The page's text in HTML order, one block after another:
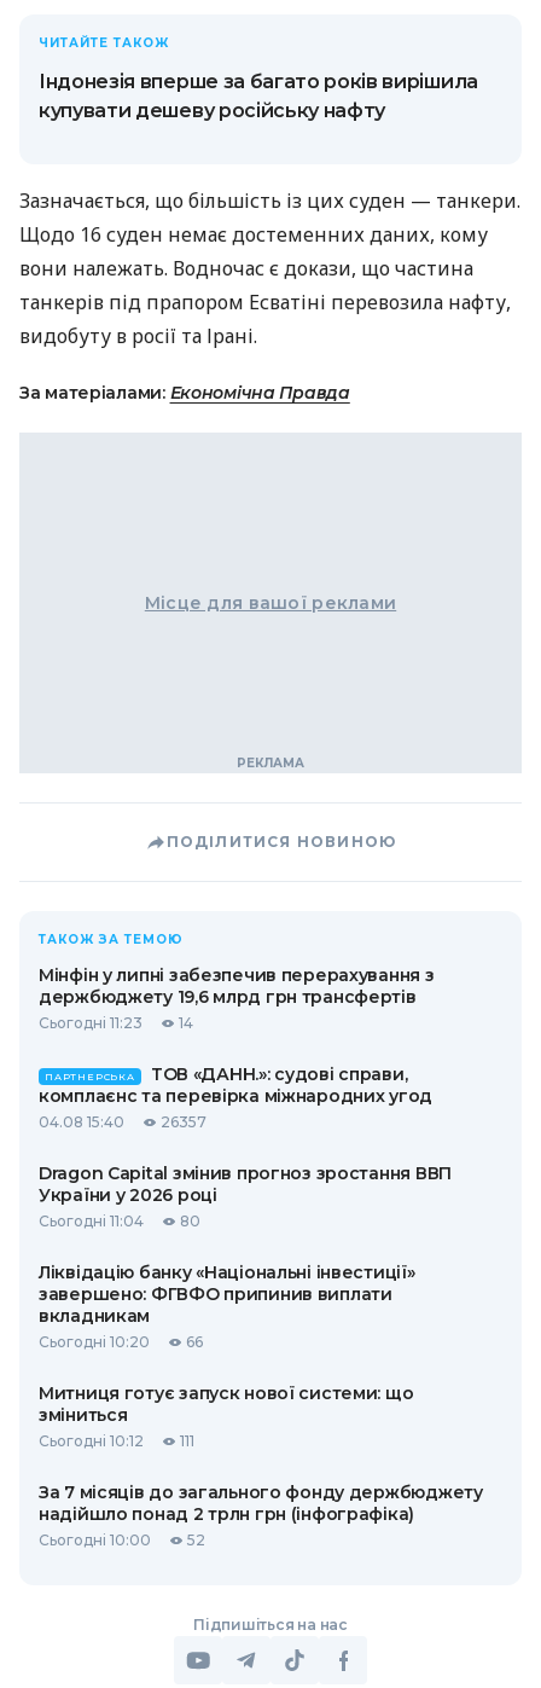
ЧИТАЙТЕ ТАКОЖ
Індонезія вперше за багато років вирішила
купувати дешеву російську нафту
Зазначається, що більшість із цих суден — танкери.
Щодо 16 суден немає достеменних даних, кому
вони належать. Водночас є докази, що частина
танкерів під прапором Есватіні перевозила нафту,
видобуту в росії та Ірані.
За матеріалами: Економічна Правда
Місце для вашої реклами
ПОДІЛИТИСЯ НОВИНОЮ
ТАКОЖ ЗА ТЕМОЮ
Мінфін у липні забезпечив перерахування з
держбюджету 19,6 млрд грн трансфертів
Сьогодні 11:23 14
ПАРТНЕРСЬКА
ТОВ «ДАНН.»: судові справи,
комплаєнс та перевірка міжнародних угод
04.08 15:40 26357
Dragon Capital змінив прогноз зростання ВВП
України у 2026 році
Сьогодні 11:04 80
Ліквідацію банку «Національні інвестиції»
завершено: ФГВФО припинив виплати
вкладникам
Сьогодні 10:20 66
Митниця готує запуск нової системи: що
зміниться
Сьогодні 10:12 111
За 7 місяців до загального фонду держбюджету
надійшло понад 2 трлн грн (інфографіка)
Сьогодні 10:00 52
Підпишіться на нас